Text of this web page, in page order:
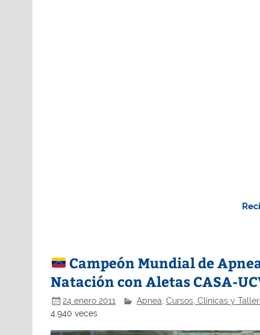
Campeón Mundial de
Natación con Aletas CASA-
24 enero 2011 Apnea Cursos, Clínicas y
4.940 veces